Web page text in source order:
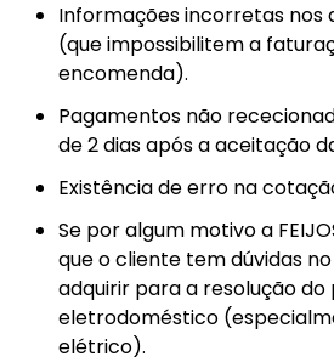
Informações incorretas nos
(que impossibilitem a
encomenda).
Pagamentos não
de 2 dias após a aceitação
Existência de erro na
Se por algum motivo a
que o cliente tem dúvidas
adquirir para a resolução
eletrodoméstico
elétrico).